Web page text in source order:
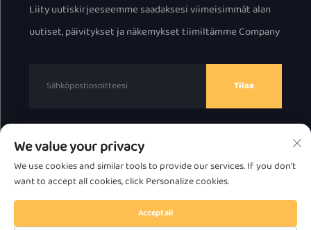
Liity uutiskirjeeseemme saadaksesi viimeisimmät alan
uutiset, päivitykset ja näkemykset tiimiltämme Company
Tilaa
Tekijänoikeus © 2025 Chaozhou Great Bear Technology
Co., Ltd.
Tietosuojakäytäntö
Siirry ylös
We value your privacy
We use cookies and similar tools to provide our services. If you don't
want to accept all cookies, click Personalize cookies.
Accept all